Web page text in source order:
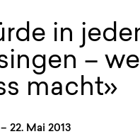
Dossier.
Suche.
in
–
macht»
– 22. Mai 2013